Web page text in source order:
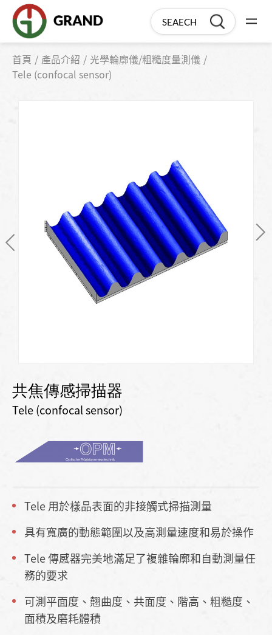
首頁 產品介紹
光學輪廓儀/粗糙度量測儀
Tele (confocal sensor)
共焦傳感掃描器
Tele (confocal sensor)
Tele 用於樣品表面的非接觸式掃描測量
具有寬廣的動態範圍以及高測量速度和易於操作
Tele 傳感器完美地滿足了複雜輪廓和自動測量任
務的要求
可測平面度、翹曲度、共面度、階高、粗糙度、
面積及磨耗體積